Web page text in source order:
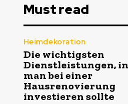
Must read
Heimdekoration
Die wichtigsten
Dienstleistungen,
man bei einer
Hausrenovierung
investieren sollte